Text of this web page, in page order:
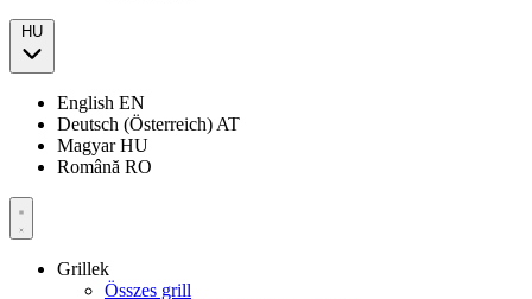
HU
English EN
Deutsch (Österreich) AT
Magyar HU
Română RO
Grillek
Összes grill